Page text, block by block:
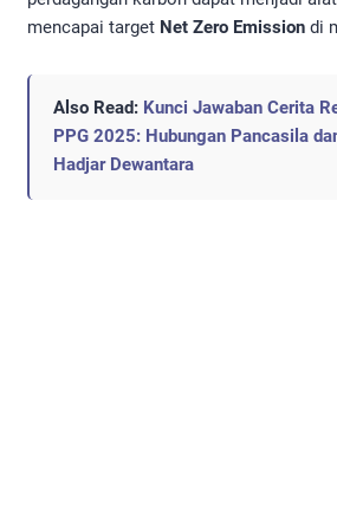
mencapai target Net Zero Emission di
Also Read: Kunci Jawaban Cerita
PPG 2025: Hubungan Pancasila
Hadjar Dewantara